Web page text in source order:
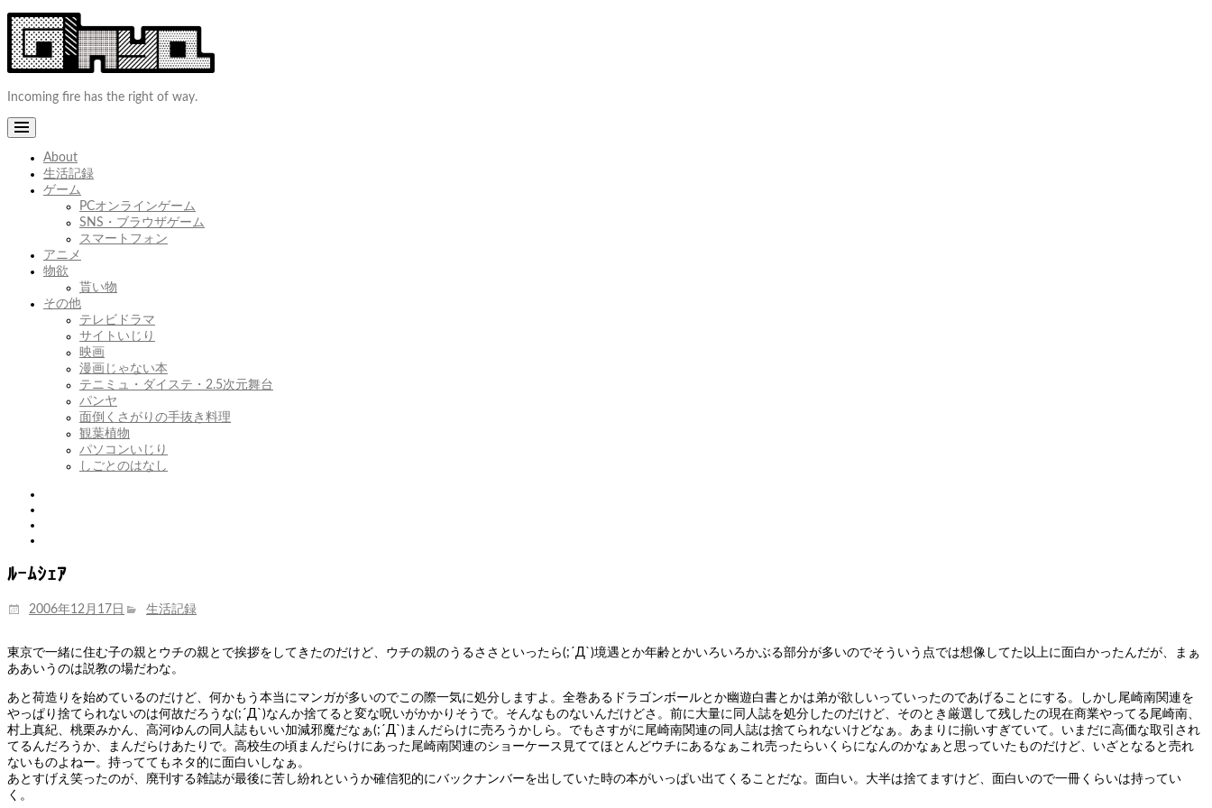
コ
ン
テ
ン
へ
ス
キ
Incoming fire has the right of way.
About
生活記録
ゲーム
PCオンラインゲーム
SNS・ブラウザゲーム
スマートフォン
アニメ
物欲
貰い物
その他
テレビドラマ
サイトいじり
映画
漫画じゃない本
テニミュ・ダイステ・2.5次元舞台
パンヤ
面倒くさがりの手抜き料理
観葉植物
パソコンいじり
しごとのはなし
ﾙｰﾑｼｪｱ
投
2006年12月17日
カ
リ
ー
生活記録
東京で一緒に住む子の親とウチの親とで挨拶をしてきたのだけど、ウチの親のうるささといったら(;´Д`)境遇とか年齢とかいろいろかぶる部分が多いのでそういう点では想像してた以上に面白かったんだが、まぁ
ああいうのは説教の場だわな。
あと荷造りを始めているのだけど、何かもう本当にマンガが多いのでこの際一気に処分しますよ。全巻あるドラゴンボールとか幽遊白書とかは弟が欲しいっていったのであげることにする。しかし尾崎南関連を
やっぱり捨てられないのは何故だろうな(;´Д`)なんか捨てると変な呪いがかかりそうで。そんなものないんだけどさ。前に大量に同人誌を処分したのだけど、そのとき厳選して残したの現在商業やってる尾崎南、
村上真紀、桃栗みかん、高河ゆんの同人誌もいい加減邪魔だなぁ(;´Д`)まんだらけに売ろうかしら。でもさすがに尾崎南関連の同人誌は捨てられないけどなぁ。あまりに揃いすぎていて。いまだに高価な取引され
てるんだろうか、まんだらけあたりで。高校生の頃まんだらけにあった尾崎南関連のショーケース見ててほとんどウチにあるなぁこれ売ったらいくらになんのかなぁと思っていたものだけど、いざとなると売れ
ないものよねー。持っててもネタ的に面白いしなぁ。
あとすげえ笑ったのが、廃刊する雑誌が最後に苦し紛れというか確信犯的にバックナンバーを出していた時の本がいっぱい出てくることだな。面白い。大半は捨てますけど、面白いので一冊くらいは持ってい
く。